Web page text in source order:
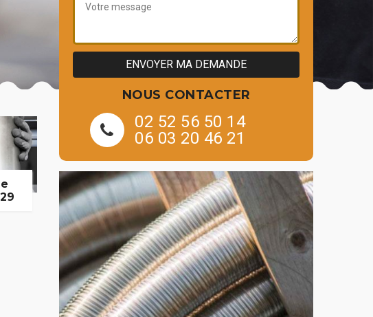
NOUS CONTACTER
02 52 56 50 14
06 03 20 46 21